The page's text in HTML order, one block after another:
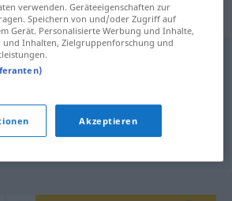
für "abwischen"
verwenden. Geräteeigenschaften zur
Speichern von und/oder Zugriff auf
Gerät. Personalisierte Werbung und Inhalte,
und Inhalten, Zielgruppenforschung und
Akzeptieren